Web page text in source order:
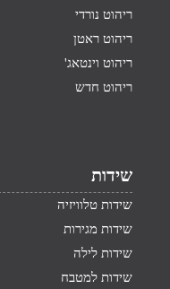
ריהוט נורדי
ריהוט ראטן
ריהוט וינטאג'
ריהוט חדש
שידות
שידות טלוויזיה
שידות מגירות
שידות לילה
שידות למטבח